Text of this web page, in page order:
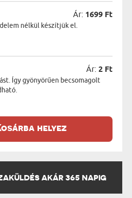
Ár: 1699 Ft
nélkül készítjük el.
Ár: 2 Ft
Így gyönyörűen becsomagolt
helyez
AKÁR 365 NAPIG